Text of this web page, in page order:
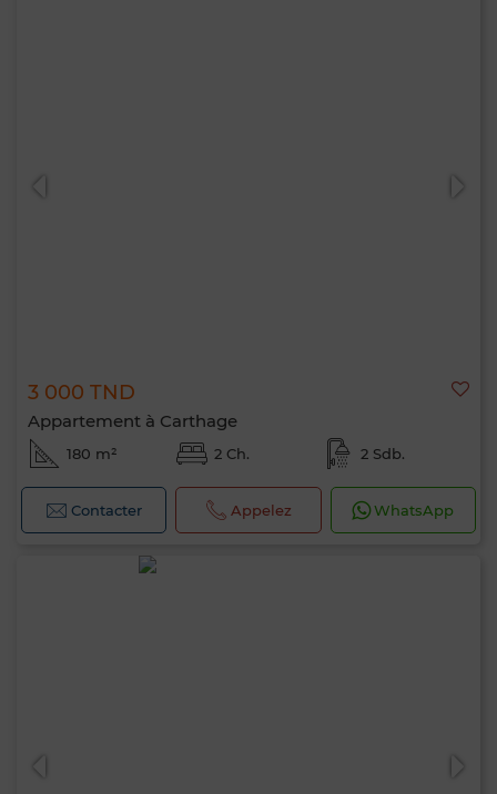
3 000 TND
Appartement à Carthage
180 m² 2 Ch. 2 Sdb.
Contacter Appelez WhatsApp